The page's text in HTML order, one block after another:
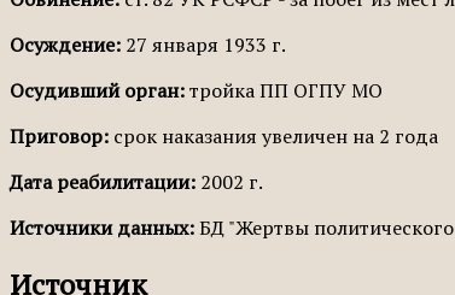
Осуждение: 27 января 1933 г.
Осудивший орган:тройка ПП ОГПУ МО
Приговор: срок наказания увеличен на 2 года
Дата реабилитации: 2002 г.
Источники данных:БД "Жертвы
Источник